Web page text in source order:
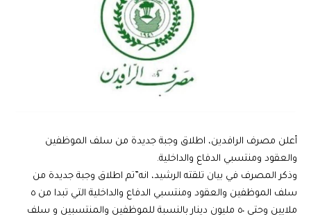
أعلن مصرف الرافدين، اطلاق وجبة جديدة من سلف الموظفين
والعقود ومنتسبي الدفاع والداخلية.
وذكر المصرف في بيان تلقته الرشيد، انه”تم اطلاق وجبة جديدة من
سلف الموظفين والعقود ومنتسبي الدفاع والداخلية التي تبدا من ٥
ملايين وحتى ٥٠ مليون دينار بالنسبة للموظفين والمنتسبين و سلف